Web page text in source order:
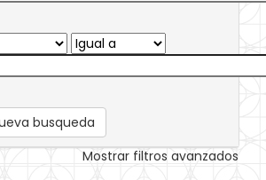
busqueda
Mostrar filtros avanzados